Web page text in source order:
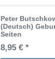
Peter
(Deutsch)
Seiten
8,95 € *